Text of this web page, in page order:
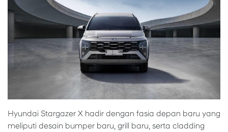
Hyundai Stargazer X hadir dengan fasia depan baru yang
meliputi desain bumper baru, grill baru, serta cladding